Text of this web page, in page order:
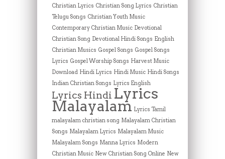
Christian Lyrics Christian Song Lyrics Christian
Telugu Songs Christian Youth Music
Contemporary Christian Music Devotional
Christian Song Devotional Hindi Songs English
Christian Musics Gospel Songs Gospel Songs
Lyrics Gospel Worship Songs Harvest Music
Download Hindi Lyrics Hindi Music Hindi Songs
Indian Christian Songs Lyrics English
Lyrics Hindi Lyrics
Malayalam Lyrics Tamil
malayalam christian song Malayalam Christian
Songs Malayalam Lyrics Malayalam Music
Malayalam Songs Manna Lyrics Modern
Christian Music New Christian Song Online New